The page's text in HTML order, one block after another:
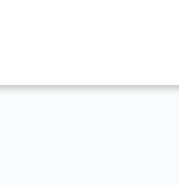
Saint-Benoist 91410
de-Favières 91910